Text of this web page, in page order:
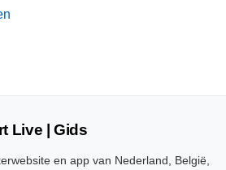
Live | Gids
en app van Nederland, België,